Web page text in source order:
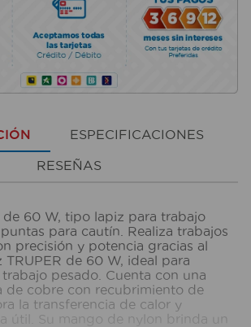
ESPECIFICACIONES
RESEÑAS
de 60 W, tipo lapiz para trabajo
para cautín. Realiza trabajos
precisión y potencia gracias al
de 60 W, ideal para
pesado. Cuenta con una
de cobre con recubrimiento de
la transferencia de calor y
útil. Su mango de nylon brinda un